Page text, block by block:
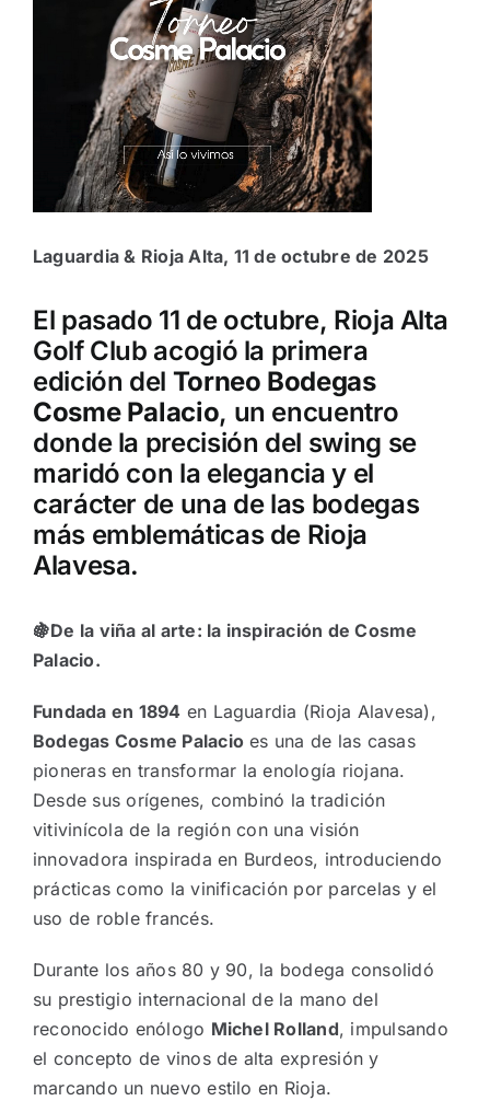
Laguardia & Rioja Alta, 11 de octubre de 2025
El pasado 11 de octubre, Rioja Alta
Golf Club acogió la primera
edición del Torneo Bodegas
Cosme Palacio, un encuentro
donde la precisión del swing se
maridó con la elegancia y el
carácter de una de las bodegas
más emblemáticas de Rioja
Alavesa.
🍇De la viña al arte: la inspiración de Cosme
Palacio.
Fundada en 1894 en Laguardia (Rioja Alavesa),
Bodegas Cosme Palacio es una de las casas
pioneras en transformar la enología riojana.
Desde sus orígenes, combinó la tradición
vitivinícola de la región con una visión
innovadora inspirada en Burdeos, introduciendo
prácticas como la vinificación por parcelas y el
uso de roble francés.
Durante los años 80 y 90, la bodega consolidó
su prestigio internacional de la mano del
reconocido enólogo Michel Rolland, impulsando
el concepto de vinos de alta expresión y
marcando un nuevo estilo en Rioja.